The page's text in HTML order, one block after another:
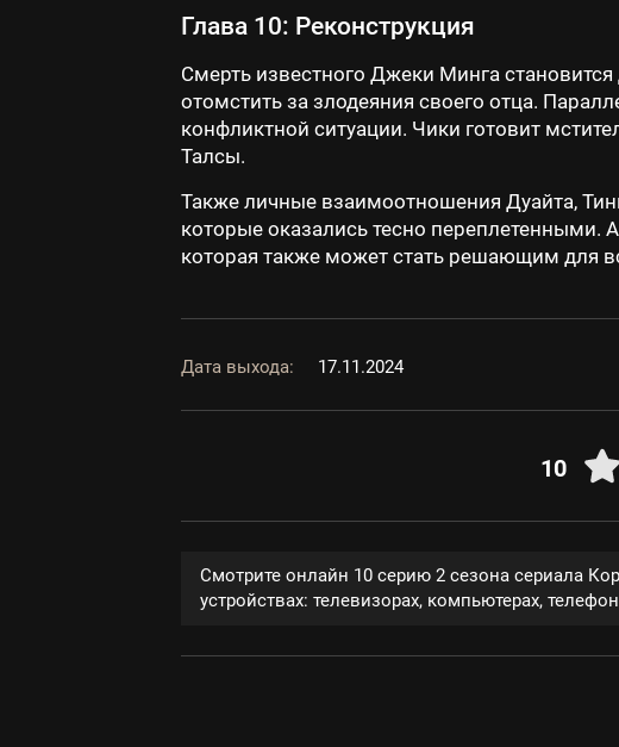
Глава 10: Реконструкция
Смерть известного Джеки Минга
отомстить за злодеяния своего отца.
конфликтной ситуации. Чики готовит
Талсы.
Также личные взаимоотношения Дуайта,
которые оказались тесно
которая также может стать решающим для
Дата выхода: 17.11.2024
10
Смотрите онлайн 10 серию 2 сезона сериала
устройствах: телевизорах, компьютерах,